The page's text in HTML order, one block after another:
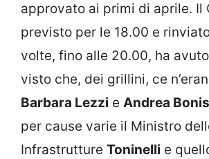
approvato ai primi di aprile. Il
previsto per le 18.00 e
volte, fino alle 20.00, ha
visto che, dei grillini, ce
Barbara Lezzi e Andrea
per cause varie il Ministro
Infrastrutture Toninelli e